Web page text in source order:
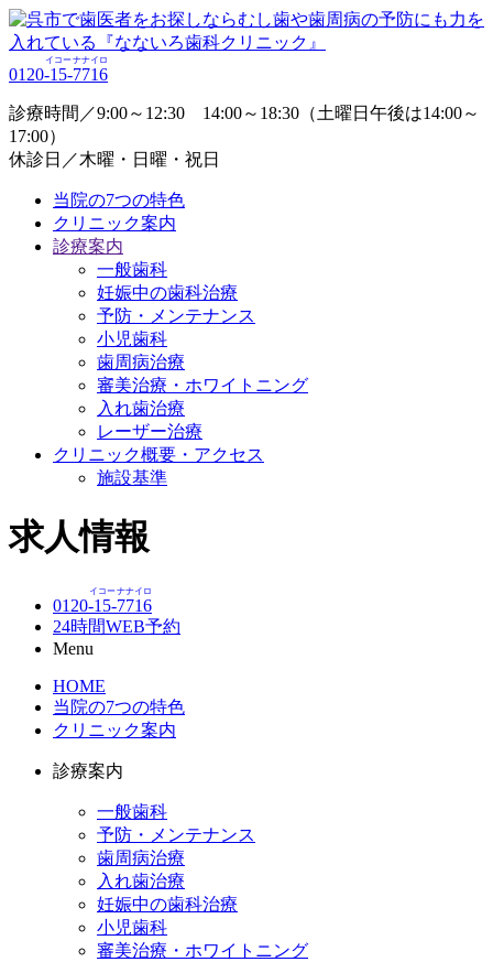
0120-15
イコー
-7716
ナナイロ
診療時間／9:00～12:30 14:00～18:30（土曜日午後は14:00～
17:00）
休診日／木曜・日曜・祝日
当院の7つの特色
クリニック案内
診療案内
一般歯科
妊娠中の歯科治療
予防・メンテナンス
小児歯科
歯周病治療
審美治療・ホワイトニング
入れ歯治療
レーザー治療
クリニック概要・アクセス
施設基準
求人情報
0120-15
イコー
-7716
ナナイロ
24時間WEB予約
Menu
HOME
当院の7つの特色
クリニック案内
診療案内
一般歯科
予防・メンテナンス
歯周病治療
入れ歯治療
妊娠中の歯科治療
小児歯科
審美治療・ホワイトニング